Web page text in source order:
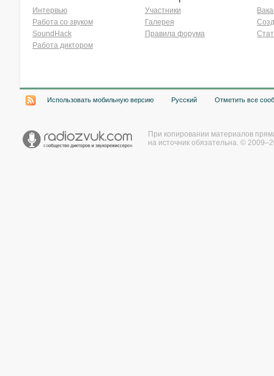
Интервью
Работа со звуком
SoundHack
Работа диктором
Участники
Галерея
Правила форума
Использовать мобильную версию Русский Отметить все
При копировании материалов
на источник обязательна. ©